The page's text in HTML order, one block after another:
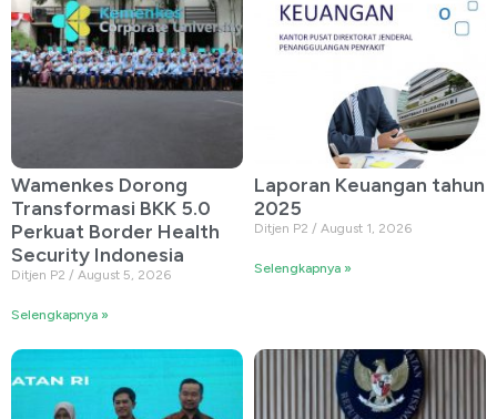
Wamenkes Dorong
Transformasi BKK 5.0
Perkuat Border Health
Security Indonesia
Ditjen P2 August 5, 2026
Selengkapnya »
Laporan Keuangan tahun
2025
Ditjen P2 August 1, 2026
Selengkapnya »